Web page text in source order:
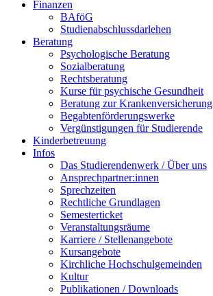
Finanzen
BAföG
Studienabschlussdarlehen
Beratung
Psychologische Beratung
Sozialberatung
Rechtsberatung
Kurse für psychische Gesundheit
Beratung zur Krankenversicherung
Begabtenförderungswerke
Vergünstigungen für Studierende
Kinderbetreuung
Infos
Das Studierendenwerk / Über uns
Ansprechpartner:innen
Sprechzeiten
Rechtliche Grundlagen
Semesterticket
Veranstaltungsräume
Karriere / Stellenangebote
Kursangebote
Kirchliche Hochschulgemeinden
Kultur
Publikationen / Downloads